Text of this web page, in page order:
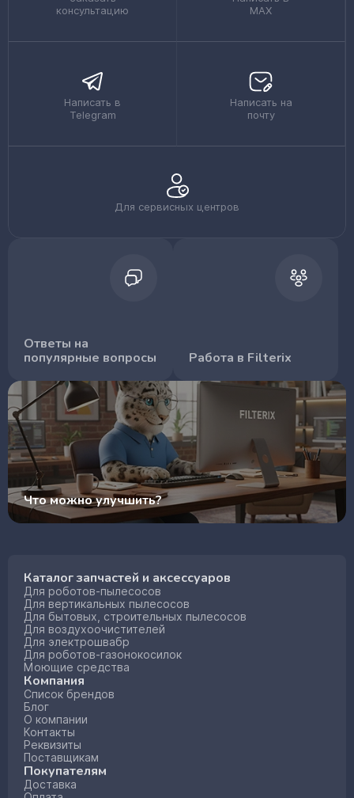
консультацию
MAX
Написать в
Telegram
Написать на
почту
Для сервисных центров
Ответы на
популярные вопросы
Работа в Filterix
Что можно улучшить?
Каталог запчастей и аксессуаров
Для роботов-пылесосов
Для вертикальных пылесосов
Для бытовых, строительных пылесосов
Для воздухоочистителей
Для электрошвабр
Для роботов-газонокосилок
Моющие средства
Компания
Список брендов
Блог
О компании
Контакты
Реквизиты
Поставщикам
Покупателям
Доставка